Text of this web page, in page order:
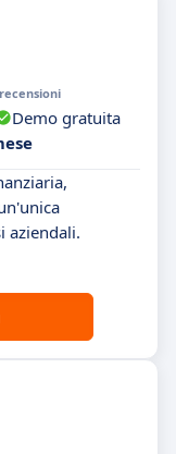
Demo gratuita
aziendali.